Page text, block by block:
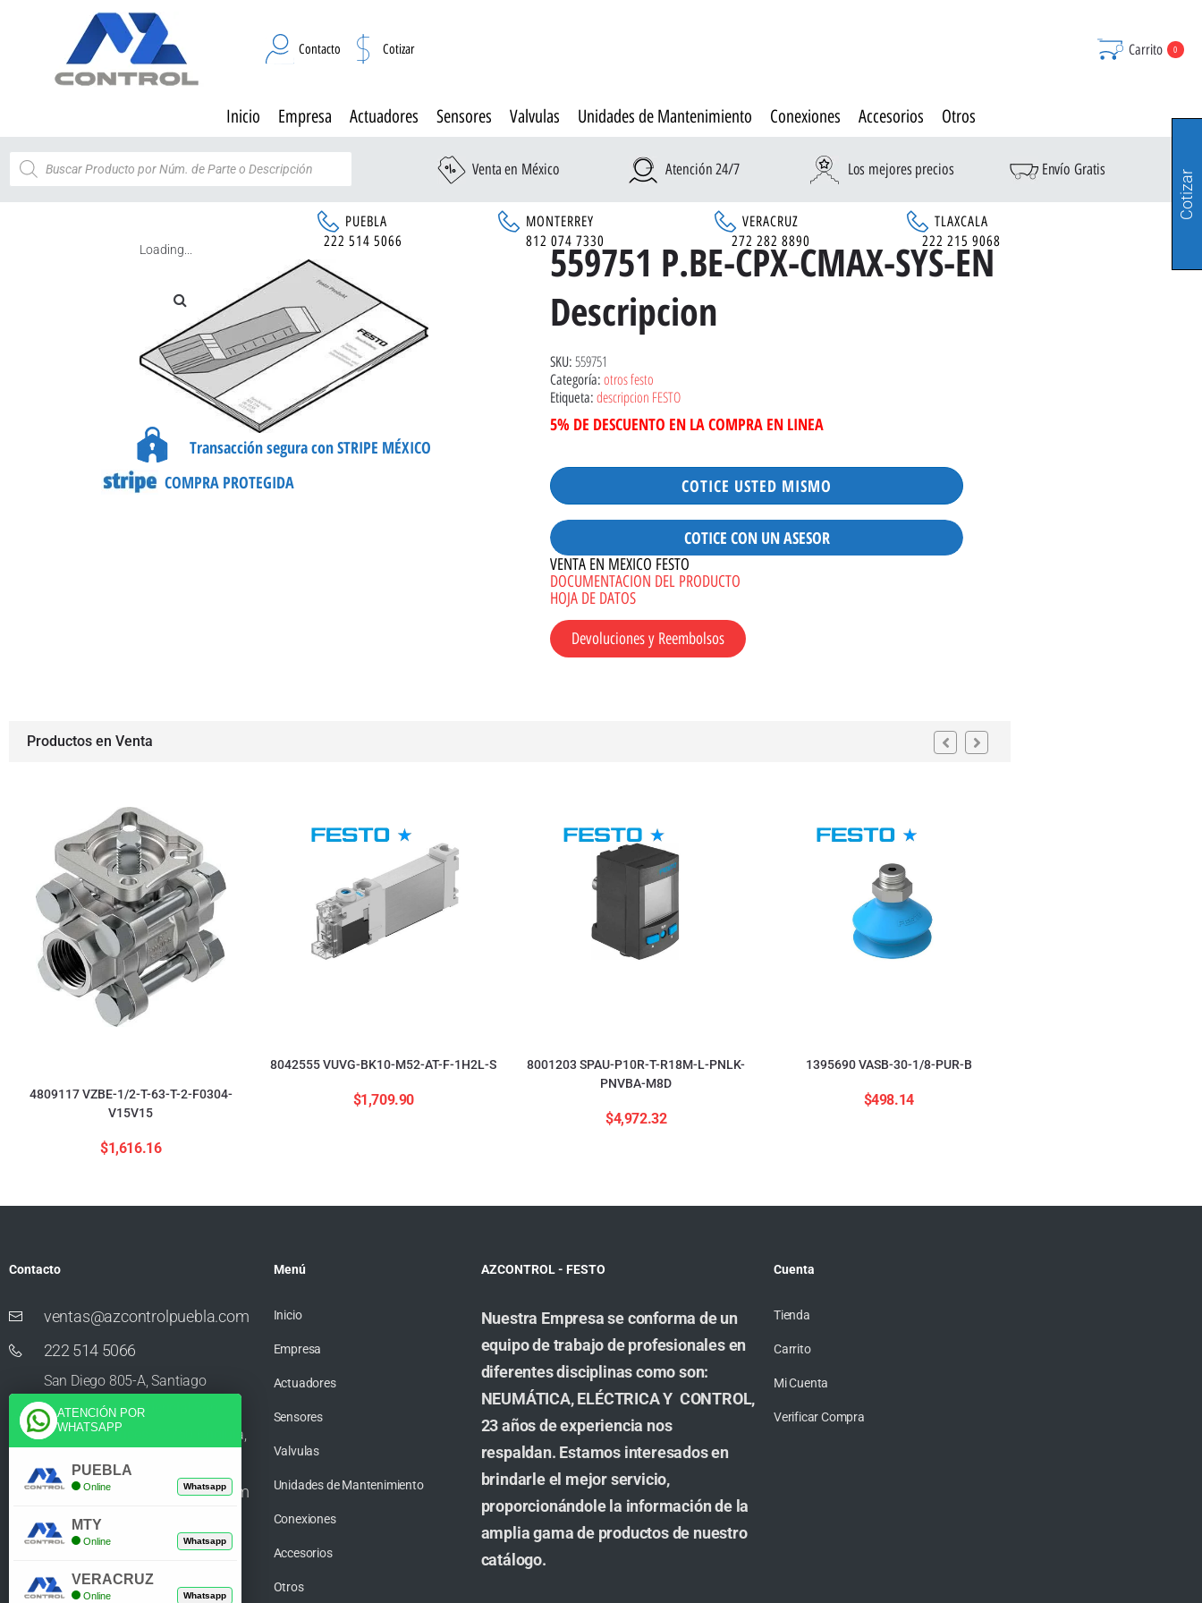
Contacto Cotizar Carrito 0
Inicio Empresa Actuadores Sensores Valvulas Unidades de Mantenimiento Conexiones Accesorios Otros
Venta en México Atención 24/7 Los mejores precios Envío Gratis
PUEBLA MONTERREY VERACRUZ
TLAXCALA
222 514 5066
812 074 7330 272 282 8890 222 215 9068
Loading...
Transacción segura con STRIPE MÉXICO
COMPRA PROTEGIDA
559751 P.BE-CPX-CMAX-SYS-EN
Descripcion
SKU: 559751
Categoría: otros festo
Etiqueta: descripcion FESTO
5% DE DESCUENTO EN LA COMPRA EN LINEA
COTICE USTED MISMO
COTICE CON UN ASESOR
VENTA EN MEXICO FESTO
DOCUMENTACION DEL PRODUCTO
HOJA DE DATOS
Devoluciones y Reembolsos
Productos en Venta
4809117 VZBE-1/2-T-63-T-2-F0304-
V15V15
$1,616.16
8042555 VUVG-BK10-M52-AT-F-1H2L-S
$1,709.90
8001203 SPAU-P10R-T-R18M-L-PNLK-
PNVBA-M8D
$4,972.32
1395690 VASB-30-1/8-PUR-B
$498.14
Contacto
ventas@azcontrolpuebla.com
222 514 5066
San Diego 805-A, Santiago
Momoxpan, Residencial San
Diego los Sauces, 72750 Cholula,
Puebla
ventas@azcontrolpuebla.com
272 282 8890
Poniente. 7 469, Centro, 94370
Orizaba, Veracruz
Menú
Inicio
Empresa
Actuadores
Sensores
Valvulas
Unidades de Mantenimiento
Conexiones
Accesorios
Otros
AZCONTROL - FESTO
Nuestra Empresa se conforma de un
equipo de trabajo de profesionales en
diferentes disciplinas como son:
NEUMÁTICA, ELÉCTRICA Y CONTROL,
23 años de experiencia nos
respaldan. Estamos interesados en
brindarle el mejor servicio,
proporcionándole la información de la
amplia gama de productos de nuestro
catálogo.
Cuenta
Tienda
Carrito
Mi Cuenta
Verificar Compra
Cotizar
ATENCIÓN POR
WHATSAPP
PUEBLA
Online Whatsapp
MTY
Online Whatsapp
VERACRUZ
Online Whatsapp